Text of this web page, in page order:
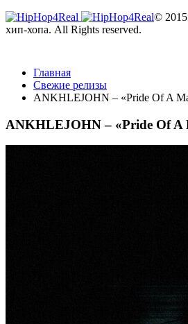
Главная
Свежие релизы
ANKHLEJOHN – «Pride Of A
ANKHLEJOHN – «Pride Of A
©
хип-хопа. All Rights reserved.